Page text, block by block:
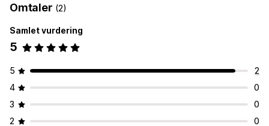
Omtaler (2)
Samlet vurdering
5
5
2
4
0
3
0
2
0